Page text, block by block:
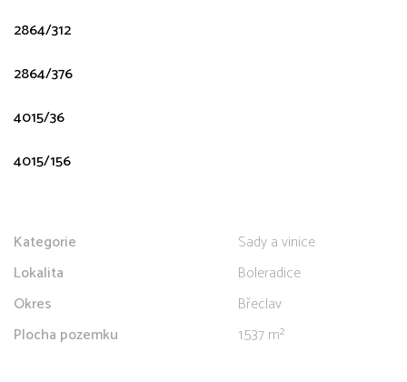
2864/312
2864/376
4015/36
4015/156
Kategorie
Sady a vinice
Lokalita
Boleradice
Okres
Břeclav
Plocha pozemku
1.537 m²